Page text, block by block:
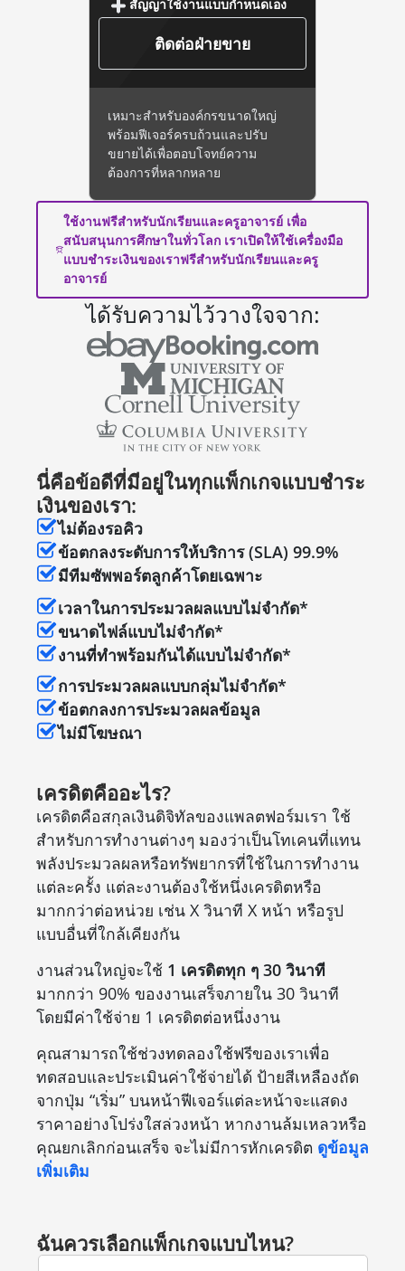
สัญญาใช้งานแบบกำหนดเอง
ติดต่อฝ่ายขาย
เหมาะสำหรับองค์กรขนาดใหญ่
พร้อมฟีเจอร์ครบถ้วนและปรับ
ขยายได้เพื่อตอบโจทย์ความ
ต้องการที่หลากหลาย
ใช้งานฟรีสำหรับนักเรียนและครูอาจารย์ เพื่อ
สนับสนุนการศึกษาในทั่วโลก เราเปิดให้ใช้เครื่องมือ
แบบชำระเงินของเราฟรีสำหรับนักเรียนและครู
อาจารย์
ได้รับความไว้วางใจจาก:
นี่คือข้อดีที่มีอยู่ในทุกแพ็กเกจแบบชำระ
เงินของเรา:
ไม่ต้องรอคิว
ข้อตกลงระดับการให้บริการ (SLA) 99.9%
มีทีมซัพพอร์ตลูกค้าโดยเฉพาะ
เวลาในการประมวลผลแบบไม่จำกัด*
ขนาดไฟล์แบบไม่จำกัด*
งานที่ทำพร้อมกันได้แบบไม่จำกัด*
การประมวลผลแบบกลุ่มไม่จำกัด*
ข้อตกลงการประมวลผลข้อมูล
ไม่มีโฆษณา
เครดิตคืออะไร?
เครดิตคือสกุลเงินดิจิทัลของแพลตฟอร์มเรา ใช้
สำหรับการทำงานต่างๆ มองว่าเป็นโทเคนที่แทน
พลังประมวลผลหรือทรัพยากรที่ใช้ในการทำงาน
แต่ละครั้ง แต่ละงานต้องใช้หนึ่งเครดิตหรือ
มากกว่าต่อหน่วย เช่น X วินาที X หน้า หรือรูป
แบบอื่นที่ใกล้เคียงกัน
งานส่วนใหญ่จะใช้ 1 เครดิตทุก ๆ 30 วินาที
มากกว่า 90% ของงานเสร็จภายใน 30 วินาที
โดยมีค่าใช้จ่าย 1 เครดิตต่อหนึ่งงาน
คุณสามารถใช้ช่วงทดลองใช้ฟรีของเราเพื่อ
ทดสอบและประเมินค่าใช้จ่ายได้ ป้ายสีเหลืองถัด
จากปุ่ม “เริ่ม” บนหน้าฟีเจอร์แต่ละหน้าจะแสดง
ราคาอย่างโปร่งใสล่วงหน้า หากงานล้มเหลวหรือ
คุณยกเลิกก่อนเสร็จ จะไม่มีการหักเครดิต ดูข้อมูล
เพิ่มเติม
ฉันควรเลือกแพ็กเกจแบบไหน?